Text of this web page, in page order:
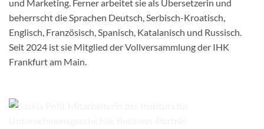
und Marketing. Ferner arbeitet sie als Übersetzerin und
beherrscht die Sprachen Deutsch, Serbisch-Kroatisch,
Englisch, Französisch, Spanisch, Katalanisch und Russisch.
Seit 2024 ist sie Mitglied der Vollversammlung der IHK
Frankfurt am Main.